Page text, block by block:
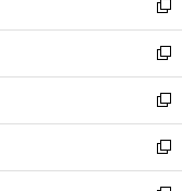
く
で
開
く
ィ
ン
ド
ウ
で
開
く
い
ウ
ィ
ン
ド
ウ
で
開
新
し
い
ウ
ィ
ン
ド
ウ
新
し
い
ウ
ィ
ン
新
し
い
ウ
新
し